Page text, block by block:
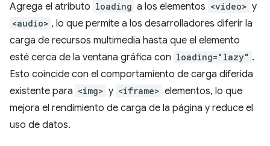
Agrega el atributo loading a los elementos <video> y
<audio> , lo que permite a los desarrolladores diferir la
carga de recursos multimedia hasta que el elemento
esté cerca de la ventana gráfica con loading="lazy" .
Esto coincide con el comportamiento de carga diferida
existente para <img> y <iframe> elementos, lo que
mejora el rendimiento de carga de la página y reduce el
uso de datos.